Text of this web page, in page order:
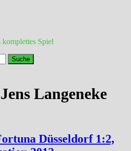
Spiel
Jens Langeneke
Düsseldorf 1:2,